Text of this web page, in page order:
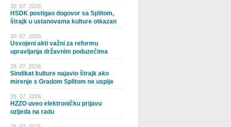
30. 07. 2026.
HSDK postigao dogovor sa Splitom,
štrajk u ustanovama kulture otkazan
30. 07. 2026.
Usvojeni akti važni za reformu
upravljanja državnim poduzećima
28. 07. 2026.
Sindikat kulture najavio štrajk ako
mirenje s Gradom Splitom ne uspije
28. 07. 2026.
HZZO uveo elektroničku prijavu
ozljeda na radu